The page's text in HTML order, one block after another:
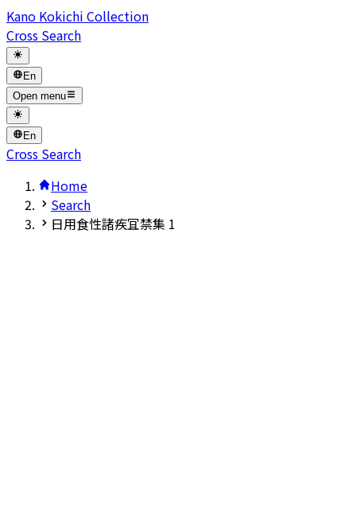
Kano Kokichi Collection
Cross Search
En
Open menu
En
Cross Search
Home
Search
日用食性諸疾冝禁集 1